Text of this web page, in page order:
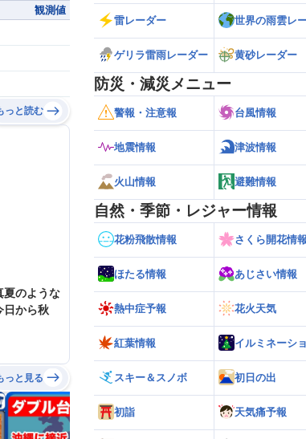
観測値
っと読む
のような
日から秋
っと見る
雷レーダー 世界の雨雲レ
ゲリラ雷雨レーダー 黄砂レーダー
防災・減災メニュー
警報・注意報 台風情報
地震情報 津波情報
火山情報 避難情報
自然・季節・レジャー情報
花粉飛散情報 さくら開花情報
ほたる情報 あじさい情報
熱中症予報 花火天気
紅葉情報 イルミネーシ
スキー＆スノボ 初日の出
初詣 天気痛予報